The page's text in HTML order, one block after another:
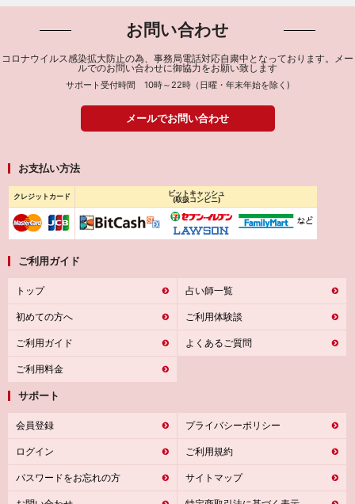
お問い合わせ
コロナウイルス感染拡大防止の為、事務局電話対応自粛中となっております。メー
ルでのお問い合わせに御協力をお願い致します
サポート受付時間 10時～22時（日曜・年末年始を除く)
メールでお問い合わせ
お支払い方法
クレジットカード
ビットキャッシュ
(取扱コンビニ)
ご利用ガイド
トップ
初めての方へ
ご利用ガイド
ご利用料金
占い師一覧
ご利用体験談
よくあるご質問
サポート
会員登録
ログイン
パスワードをお忘れの方
プライバシーポリシー
ご利用規約
サイトマップ